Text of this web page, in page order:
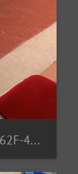
DE525EB4-3DA0-49BA-862F-414357C75E21